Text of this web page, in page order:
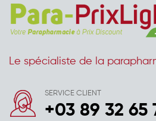
Le spécialiste de la
SERVICE CLIENT
+03 89 32 65